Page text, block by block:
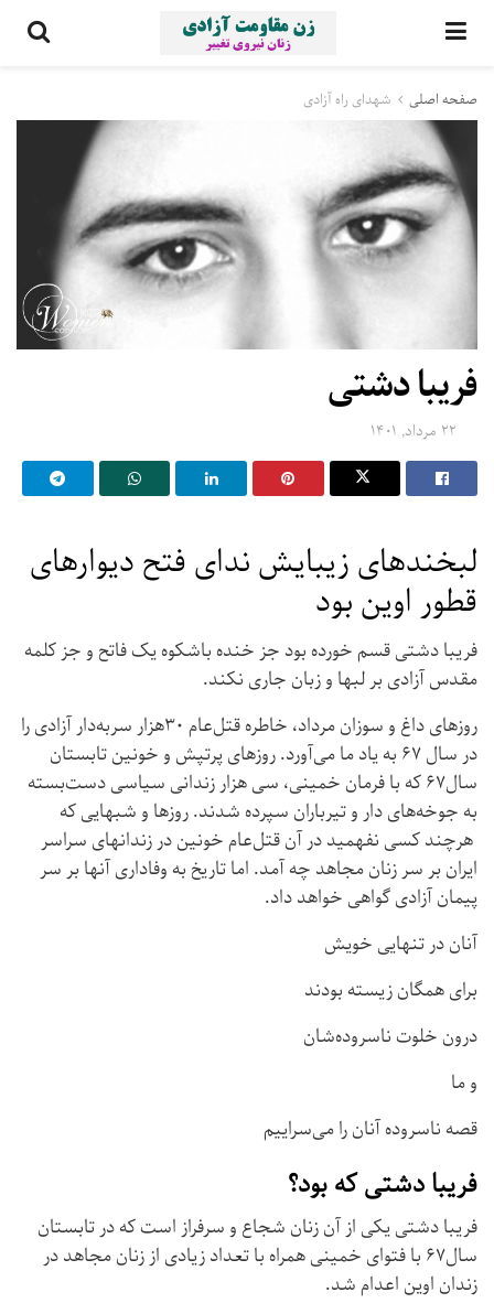
صفحه اصلی شهدای راه آزادی
فریبا دشتی
۲۲ مرداد, ۱۴۰۱
لبخندهای زیبایش ندای فتح دیوارهای
قطور اوین بود
فریبا دشتی قسم خورده بود جز خنده باشکوه یک فاتح و جز کلمه
مقدس آزادی بر لبها و زبان جاری نکند.
روزهای داغ و سوزان مرداد، خاطره‌ قتل‌عام ۳۰هزار سربه‌دار آزادی را
در سال ۶۷ به یاد ما می‌آورد. روزهای پرتپش و خونین تابستان
سال۶۷ که با فرمان خمینی، سی هزار زندانی سیاسی دست‌بسته
به جوخه‌های دار و تیرباران سپرده شدند. روزها و شبهایی که
هرچند کسی نفهمید در آن قتل‌عام خونین در زندانهای سراسر
ایران بر سر زنان مجاهد چه آمد. اما تاریخ به وفاداری آنها بر سر
پیمان آزادی گواهی خواهد داد.
آنان در تنهایی خویش
برای همگان زیسته بودند
درون خلوت ناسروده‌شان
و ما
قصه ناسروده آنان را می‌سراییم
فریبا دشتی که بود؟
فریبا دشتی یکی از آن زنان شجاع و سرفراز است که در تابستان
سال۶۷ با فتوای خمینی همراه با تعداد زیادی از زنان مجاهد در
زندان اوین اعدام شد.